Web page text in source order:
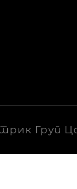
Груп